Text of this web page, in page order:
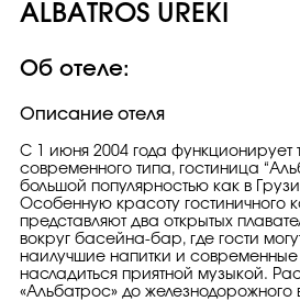
ALBATROS UREKI
Об отеле:
Описание отеля
С 1 июня 2004 года функционирует
современного типа, гостиница
большой популярностью как в
Особенную красоту гостиничного
представляют два открытых
вокруг басейна-бар, где гости
наилучшие напитки и современные
насладиться приятной музыкой.
«Альбатрос» до железнодорожного